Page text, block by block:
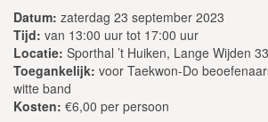
Datum: zaterdag 23 september 2023
Tijd: van 13:00 uur tot 17:00 uur
Locatie: Sporthal ’t Huiken, Lange Wijden
Toegankelijk: voor Taekwon-Do
witte band
Kosten: €6,00 per persoon